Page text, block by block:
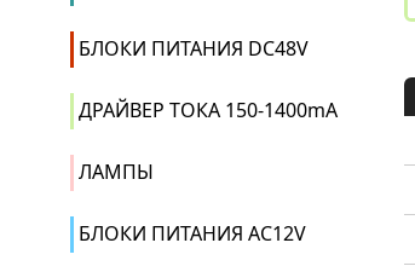
БЛОКИ ПИТАНИЯ DC48V
ДРАЙВЕР ТОКА 150-1400mA
ЛАМПЫ
БЛОКИ ПИТАНИЯ AC12V